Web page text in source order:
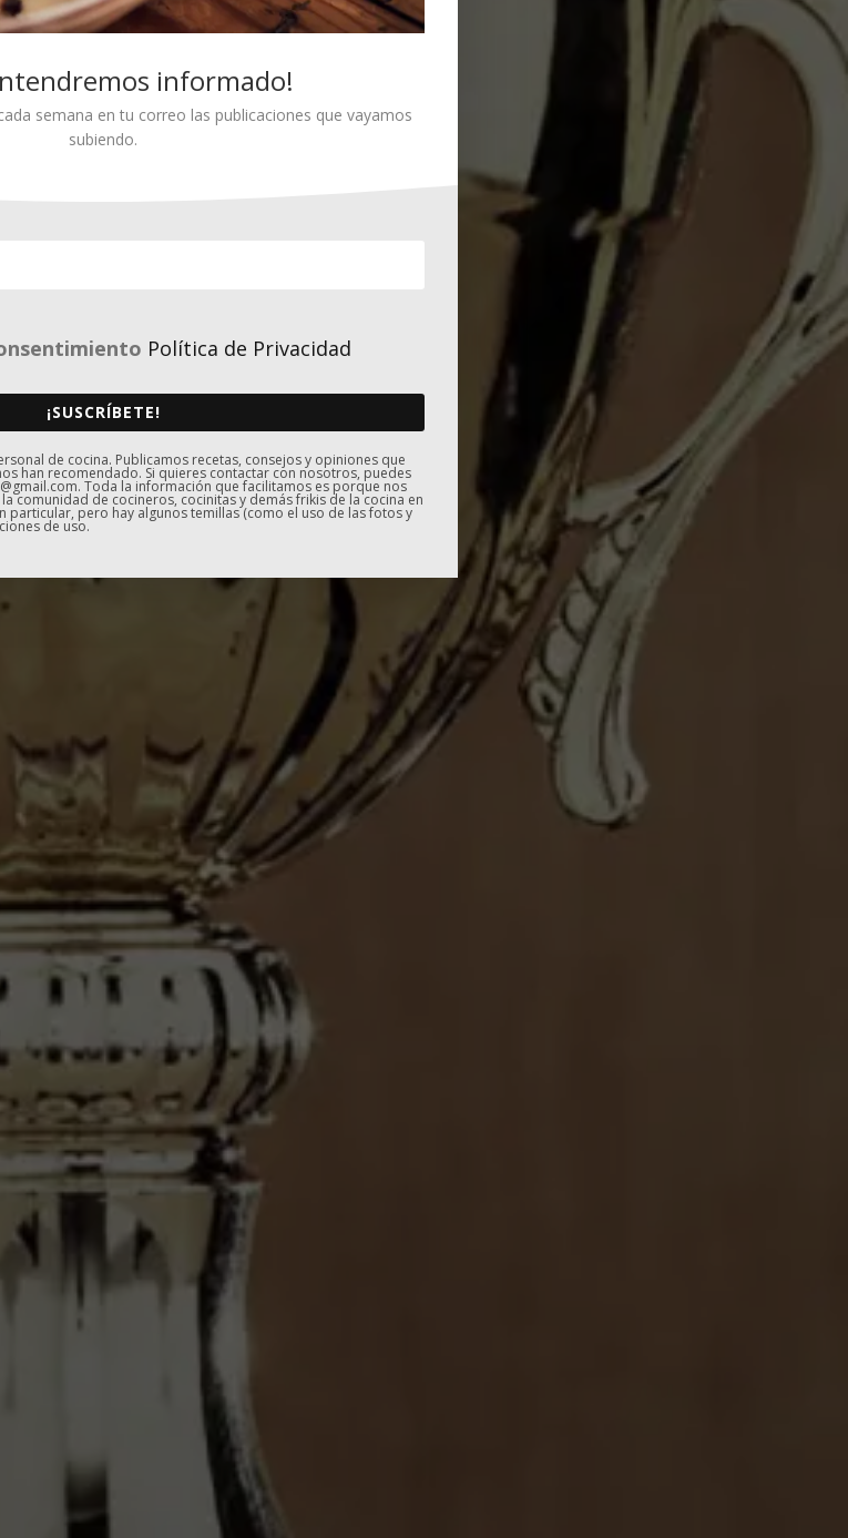
informado!
semana en tu correo las publicaciones que vayamos
subiendo.
Política de Privacidad
¡SUSCRÍBETE!
de cocina. Publicamos recetas, consejos y opiniones que
han recomendado. Si quieres contactar con nosotros, puedes
Toda la información que facilitamos es porque nos
comunidad de cocineros, cocinitas y demás frikis de la cocina en
particular, pero hay algunos temillas (como el uso de las fotos y
de uso.